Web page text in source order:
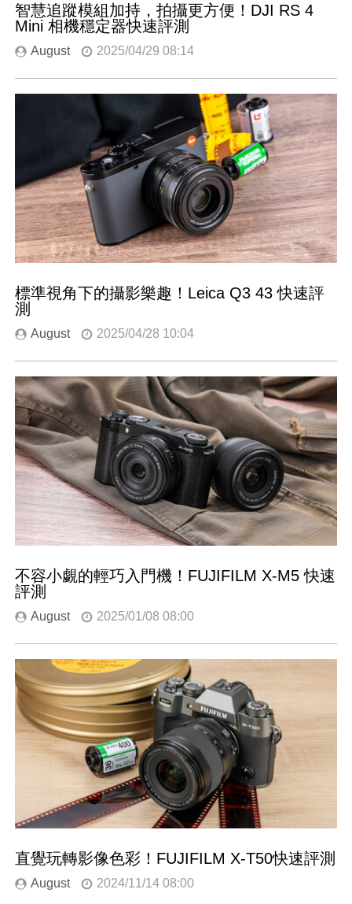
智慧追蹤模組加持，拍攝更方便！DJI RS 4
Mini 相機穩定器快速評測
August 2025/04/29 08:14
標準視角下的攝影樂趣！Leica Q3 43 快速評
測
August 2025/04/28 10:04
不容小覷的輕巧入門機！FUJIFILM X-M5 快速
評測
August 2025/01/08 08:00
直覺玩轉影像色彩！FUJIFILM X-T50快速評測
August 2024/11/14 08:00